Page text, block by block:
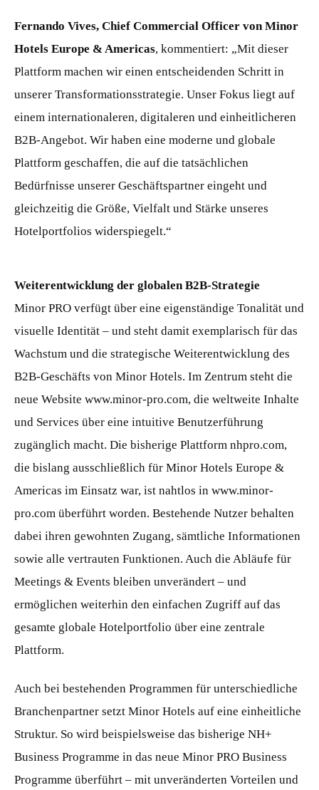
Fernando Vives, Chief Commercial Officer von Minor
Hotels Europe & Americas, kommentiert: „Mit dieser
Plattform machen wir einen entscheidenden Schritt in
unserer Transformationsstrategie. Unser Fokus liegt auf
einem internationaleren, digitaleren und einheitlicheren
B2B-Angebot. Wir haben eine moderne und globale
Plattform geschaffen, die auf die tatsächlichen
Bedürfnisse unserer Geschäftspartner eingeht und
gleichzeitig die Größe, Vielfalt und Stärke unseres
Hotelportfolios widerspiegelt.“
Weiterentwicklung der globalen B2B-Strategie
Minor PRO verfügt über eine eigenständige Tonalität und
visuelle Identität – und steht damit exemplarisch für das
Wachstum und die strategische Weiterentwicklung des
B2B-Geschäfts von Minor Hotels. Im Zentrum steht die
neue Website www.minor-pro.com, die weltweite Inhalte
und Services über eine intuitive Benutzerführung
zugänglich macht. Die bisherige Plattform nhpro.com,
die bislang ausschließlich für Minor Hotels Europe &
Americas im Einsatz war, ist nahtlos in www.minor-
pro.com überführt worden. Bestehende Nutzer behalten
dabei ihren gewohnten Zugang, sämtliche Informationen
sowie alle vertrauten Funktionen. Auch die Abläufe für
Meetings & Events bleiben unverändert – und
ermöglichen weiterhin den einfachen Zugriff auf das
gesamte globale Hotelportfolio über eine zentrale
Plattform.
Auch bei bestehenden Programmen für unterschiedliche
Branchenpartner setzt Minor Hotels auf eine einheitliche
Struktur. So wird beispielsweise das bisherige NH+
Business Programme in das neue Minor PRO Business
Programme überführt – mit unveränderten Vorteilen und